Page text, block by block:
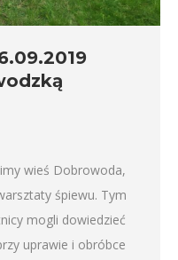
wieś Dobrowoda,
śpiewu. Tym
mogli dowiedzieć
uprawie i obróbce